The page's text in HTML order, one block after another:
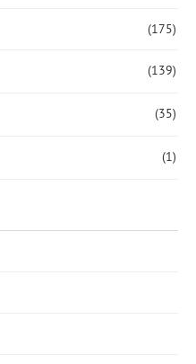
(175)
(139)
(35)
(1)